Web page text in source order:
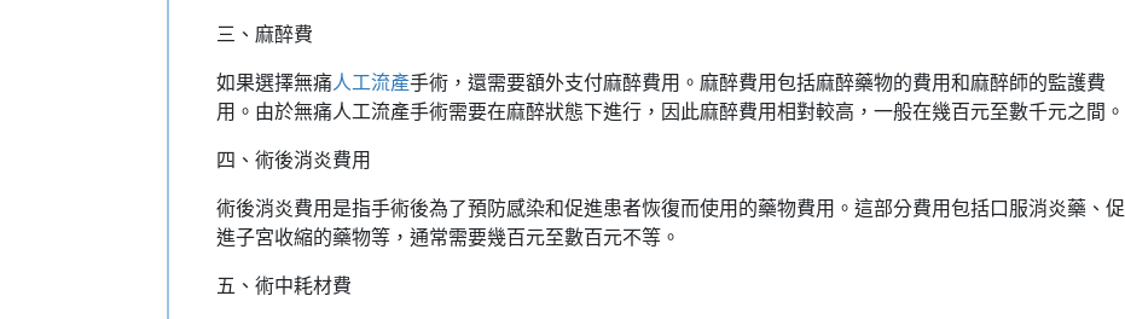
三、麻醉費
如果選擇無痛人工流產手術，還需要額外支付麻醉費用。麻醉費用包括麻醉藥物的費用和麻醉師的監護費
用。由於無痛人工流產手術需要在麻醉狀態下進行，因此麻醉費用相對較高，一般在幾百元至數千元之間。
四、術後消炎費用
術後消炎費用是指手術後為了預防感染和促進患者恢復而使用的藥物費用。這部分費用包括口服消炎藥、促
進子宮收縮的藥物等，通常需要幾百元至數百元不等。
五、術中耗材費